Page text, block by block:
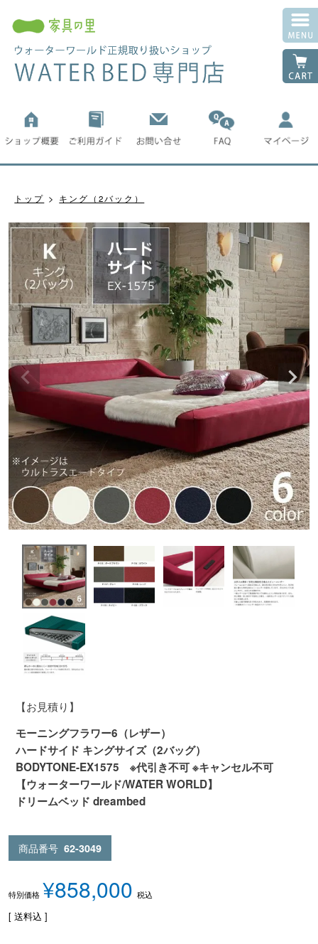
トップ キング（2バック）
【お見積り】
モーニングフラワー6（レザー）
ハードサイド キングサイズ（2バッグ）
BODYTONE-EX1575 ※代引き不可 ※キャンセル不可
【ウォーターワールド/WATER WORLD】
ドリームベッド dreambed
商品番号 62-3049
特別価格 ¥858,000 税込
送料込